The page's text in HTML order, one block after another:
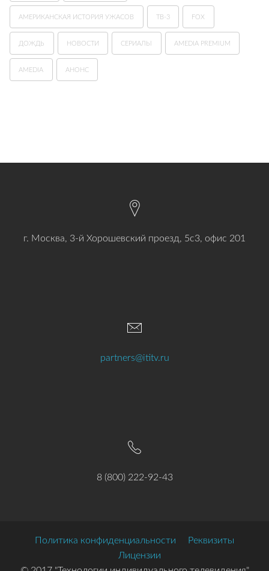
АМЕРИКАНСКАЯ ИСТОРИЯ УЖАСОВ ТВ-3 FOX
ДОЖДЬ НОВОСТИ СЕРИАЛЫ AMEDIA PREMIUM
AMEDIA АНОНС
г. Москва, 3-й Хорошевский проезд, 5с3, офис 201
partners@ititv.ru
8 (800) 222-92-43
Политика конфиденциальности
Реквизиты
Лицензии